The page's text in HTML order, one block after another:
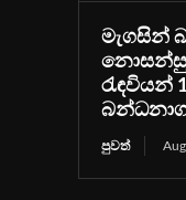
මැගසින්
රැඳවියන්
පුවත්